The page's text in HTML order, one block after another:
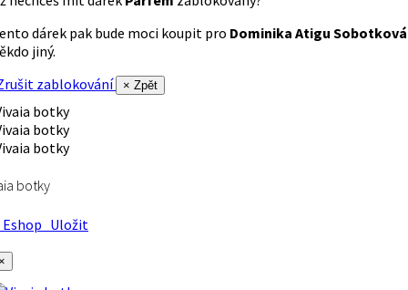
dárek pak bude moci koupit pro Dominika Atigu Sobotková
jiný.
zablokování
× Zpět
botky
Uložit